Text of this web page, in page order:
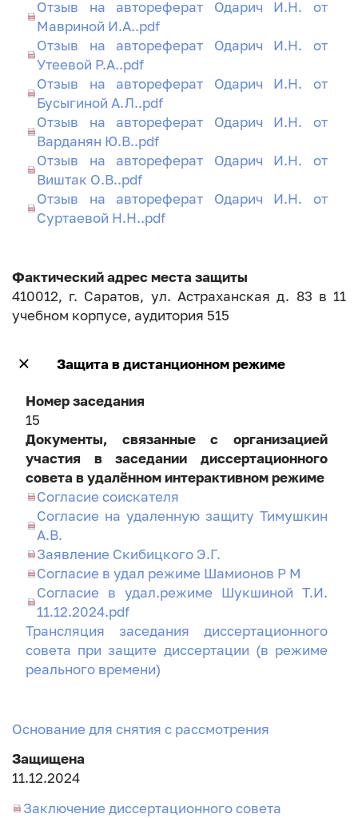
Отзыв на автореферат Одарич И.Н. от
Мавриной И.А..pdf
Отзыв на автореферат Одарич И.Н. от
Утеевой Р.А..pdf
Отзыв на автореферат Одарич И.Н. от
Бусыгиной А.Л..pdf
Отзыв на автореферат Одарич И.Н. от
Варданян Ю.В..pdf
Отзыв на автореферат Одарич И.Н. от
Виштак О.В..pdf
Отзыв на автореферат Одарич И.Н. от
Суртаевой Н.Н..pdf
Фактический адрес места защиты
410012, г. Саратов, ул. Астраханская д. 83 в 11
учебном корпусе, аудитория 515
Защита в дистанционном режиме
Номер заседания
15
Документы, связанные с организацией
участия в заседании диссертационного
совета в удалённом интерактивном режиме
Согласие соискателя
Согласие на удаленную защиту Тимушкин
А.В.
Заявление Скибицкого Э.Г.
Согласие в удал режиме Шамионов Р М
Согласие в удал.режиме Шукшиной Т.И.
11.12.2024.pdf
Трансляция заседания диссертационного
совета при защите диссертации (в режиме
реального времени)
Основание для снятия с рассмотрения
Защищена
11.12.2024
Заключение диссертационного совета